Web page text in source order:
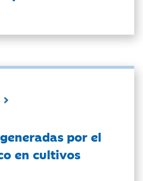
por el
en cultivos